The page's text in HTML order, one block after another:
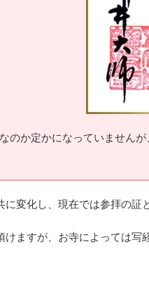
のか定かになっていません
変化し、現在では参拝の証
ますが、 お寺によっては写